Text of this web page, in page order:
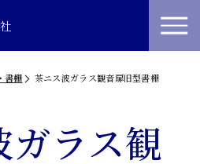
書棚 茶ニス波ガラス観音扉旧型書棚
ラス観